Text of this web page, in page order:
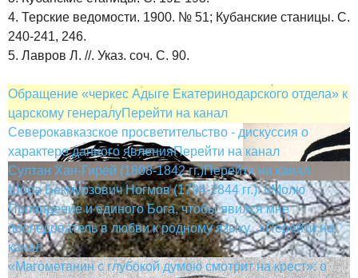
4. Терские ведомости. 1900. № 51; Кубанские станицы. С.
240-241, 246.
5. Лавров Л. //. Указ. соч. С. 90.
Обращение «черкес Адыге Екатеринодарского отдела» к
царскому генералуПерейти на канал
Северокавказское просветительство - дискуссия о
характере данного явленияПерейти на канал
Султан Хан-Гирей (1808-1842 гг.)Перейти на канал
Шора Бекмурзович Ногмов (1794-1844 гг.): «Молю
Провидение и единого Бога, чтобы явился мне
последователь в любви к родному языку...»Перейти на
канал
«Магометанин с глубокой думою смотрит на крест»: о